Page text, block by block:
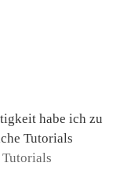
habe ich zu
Tutorials
Tutorials